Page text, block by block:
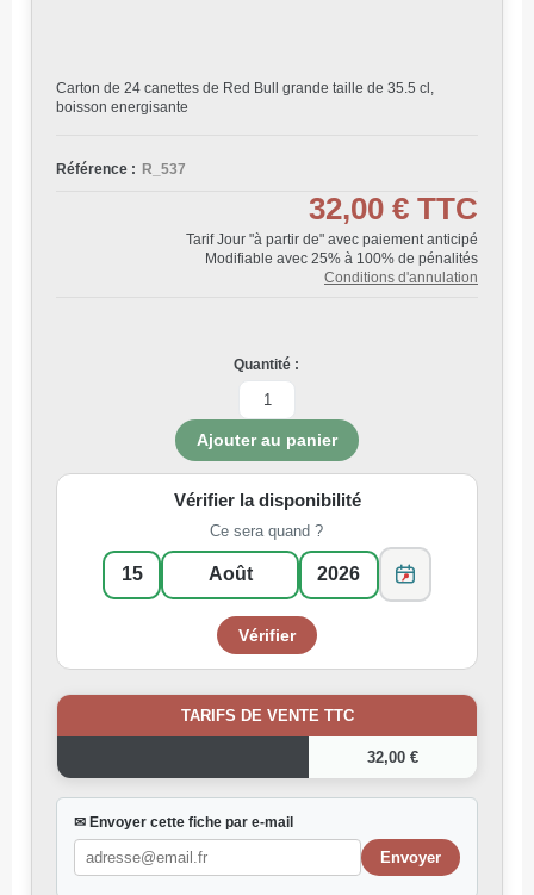
Carton de 24 canettes de Red Bull grande taille de 35.5 cl,
boisson energisante
Référence : R_537
32,00 € TTC
Tarif Jour "à partir de" avec paiement anticipé
Modifiable avec 25% à 100% de pénalités
Conditions d'annulation
Quantité :
Vérifier la disponibilité
Ce sera quand ?
TARIFS DE VENTE TTC
32,00 €
✉ Envoyer cette fiche par e-mail